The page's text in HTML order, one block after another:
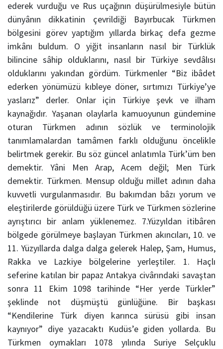
ederek vurduğu ve Rus uçağının düşürülmesiyle bütün
dünyânın dikkatinin çevrildiği Bayırbucak Türkmen
bölgesini görev yaptığım yıllarda birkaç defa gezme
imkânı buldum. O yiğit insanların nasıl bir Türklük
bilincine sâhip olduklarını, nasıl bir Türkiye sevdâlısı
olduklarını yakından gördüm. Türkmenler “Biz ibâdet
ederken yönümüzü kıbleye döner, sırtımızı Türkiye’ye
yaslarız” derler. Onlar için Türkiye şevk ve ilham
kaynağıdır. Yaşanan olaylarla kamuoyunun gündemine
oturan Türkmen adının sözlük ve terminolojik
tanımlamalardan tamâmen farklı olduğunu öncelikle
belirtmek gerekir. Bu söz güncel anlatımla Türk’üm ben
demektir. Yâni Men Arap, Acem değil; Men Türk
demektir. Türkmen. Mensup olduğu millet adının daha
kuvvetli vurgulanmasıdır. Bu bakımdan bâzı yorum ve
eleştirilerde görüldüğü üzere Türk ve Türkmen sözlerine
ayrıştırıcı bir anlam yüklenemez. 7.Yüzyıldan itibâren
bölgede görülmeye başlayan Türkmen akıncıları, 10. ve
11. Yüzyıllarda dalga dalga gelerek Halep, Şam, Humus,
Rakka ve Lazkiye bölgelerine yerleştiler. 1. Haçlı
seferine katılan bir papaz Antakya civârındaki savaştan
sonra 11 Ekim 1098 tarihinde “Her yerde Türkler”
şeklinde not düşmüştü günlüğüne. Bir başkası
“Kendilerine Türk diyen karınca sürüsü gibi insan
kaynıyor” diye yazacaktı Kudüs’e giden yollarda. Bu
Türkmen oymakları 1078 yılında Suriye Selçuklu